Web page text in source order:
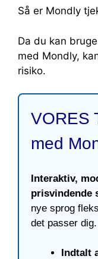
Så er Mondly
Da du kan
med Mondly,
risiko.
VORES
med
Interaktiv,
prisvindende
nye sprog
det passer dig.
Indtalt